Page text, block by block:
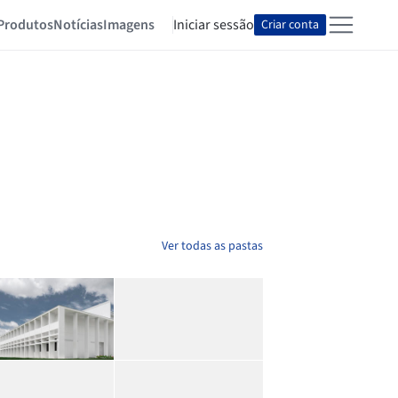
NotíciasImagens Iniciar sessão Criar conta
Ver todas as pastas